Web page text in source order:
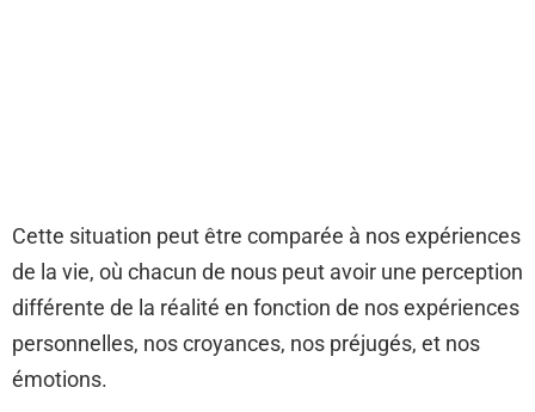
Cette situation peut être comparée à nos expériences
de la vie, où chacun de nous peut avoir une perception
différente de la réalité en fonction de nos expériences
personnelles, nos croyances, nos préjugés, et nos
émotions.